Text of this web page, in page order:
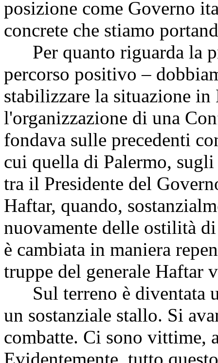
posizione come Governo
concrete che stiamo
Per quanto riguarda la
percorso positivo –
stabilizzare la situazione
l'organizzazione di una
fondava sulle precedenti
cui quella di Palermo,
tra il Presidente del
Haftar, quando,
nuovamente delle ostilità
è cambiata in maniera
truppe del generale Haftar
Sul terreno è diventata
un sostanziale stallo. Si
combatte. Ci sono vittime,